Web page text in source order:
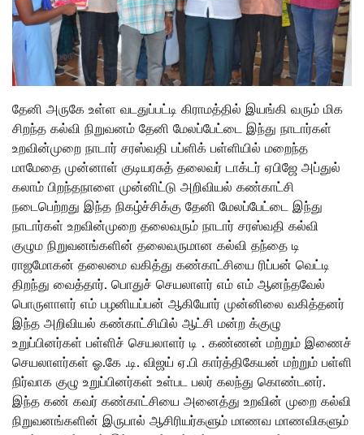
தேனி அருகே உள்ள வடதுப்பட்டி கிராமத்தில் இயங்கி வரும் மிக
சிறந்த கல்வி நிறுவனம் தேனி மேலப்பேட்டை இந்து நாடார்கள்
உறவின்முறை நாடார் சரஸ்வதி பப்ளிக் பள்ளியில் மறைந்த
மாமேதை முன்னாள் குடியரசுத் தலைவர் டாக்டர் ஏபிஜே அப்துல்
கலாம் பிறந்தநாளை முன்னிட்டு அறிவியல் கண்காட்சி
நடைபெற்றது இந்த நிகழ்ச்சிக்கு தேனி மேலப்பேட்டை இந்து
நாடார்கள் உறவின்முறை தலைவரும் நாடார் சரஸ்வதி கல்வி
குழும நிறுவனங்களின் தலைவருமான கல்வி தந்தை டி
ராஜமோகன் தலைமை வகித்து கண்காட்சியை ரிப்பன் வெட்டி
திறந்து வைத்தார். பொதுச் செயலாளர் எம் எம் ஆனந்தவேல்
பொருளாளர் எம் பழனியப்பன் ஆகியோர் முன்னிலை வகித்தனர்
இந்த அறிவியல் கண்காட்சியில் ஆட்சி மன்ற க்குழு
உறுப்பினர்கள் பள்ளிச் செயலாளர் டி . கண்ணன் மற்றும் இணைச்
செயலாளர்கள் ஓ.கே .டி. விஜய் ஏ.பி கார்த்திகேயன் மற்றும் பள்ளி
நிர்வாக குழு உறுப்பினர்கள் உள்பட பலர் கலந்து கொண்டனர்.
இந்த கண் கவர் கண்காட்சியை அனைத்து உறவின் முறை கல்வி
நிறுவனங்களின் இருபால் ஆசிரியர்களும் மாணவ மாணவிகளும்